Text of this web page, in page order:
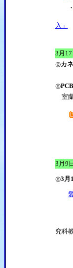
・
入」
3月
◎カ
◎
室蘭
3月9
◎3月
究科